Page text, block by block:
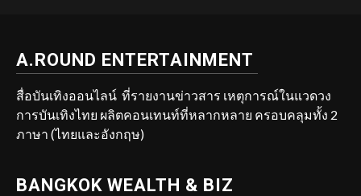
A.ROUND ENTERTAINMENT
สื่อบันเทิงออนไลน์ ที่รายงานข่าวสาร เหตุการณ์ในแวดวง
การบันเทิงไทย ผลิตคอนเทนท์ที่หลากหลาย ครอบคลุมทั้ง 2
ภาษา (ไทยและอังกฤษ)
BANGKOK WEALTH & BIZ